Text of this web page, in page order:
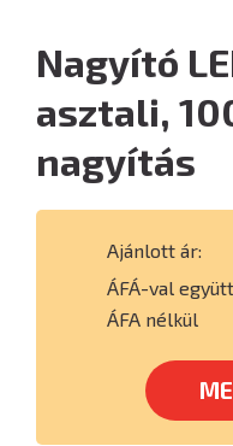
Nagyító
asztali,
nagyítás
Ajánlott ár:
ÁFÁ-val együtt
ÁFA nélkül